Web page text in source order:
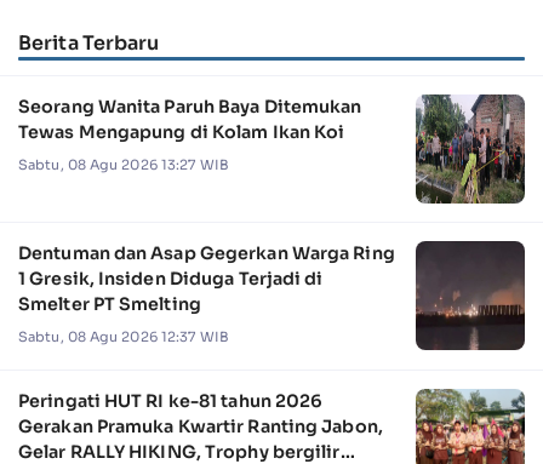
Berita Terbaru
Seorang Wanita Paruh Baya Ditemukan
Tewas Mengapung di Kolam Ikan Koi
Sabtu, 08 Agu 2026 13:27 WIB
Dentuman dan Asap Gegerkan Warga Ring
1 Gresik, Insiden Diduga Terjadi di
Smelter PT Smelting
Sabtu, 08 Agu 2026 12:37 WIB
Peringati HUT RI ke-81 tahun 2026
Gerakan Pramuka Kwartir Ranting Jabon,
Gelar RALLY HIKING, Trophy bergilir